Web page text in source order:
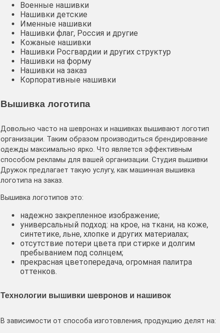
Военные нашивки
Нашивки детские
Именные нашивки
Нашивки флаг, Россия и другие
Кожаные нашивки
Нашивки Росгвардии и других структур
Нашивки на форму
Нашивки на заказ
Корпоративные нашивки
Вышивка логотипа
Довольно часто на шевронах и нашивках вышивают логотип
организации. Таким образом производиться брендирование
одежды максимально ярко. Что является эффективным
способом рекламы для вашей организации. Студия вышивки
Дружок предлагает такую услугу, как машинная вышивка
логотипа на заказ.
Вышивка логотипов это:
надежно закрепленное изображение;
универсальный подход: на крое, на ткани, на коже,
синтетике, льне, хлопке и других материалах;
отсутствие потери цвета при стирке и долгим
пребыванием под солнцем;
прекрасная цветопередача, огромная палитра
оттенков.
Технологии вышивки шевронов и нашивок
В зависимости от способа изготовления, продукцию делят на: